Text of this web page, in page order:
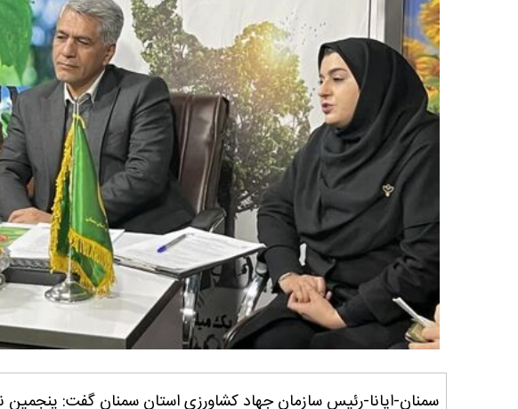
سمنان-ایانا-رئیس سازمان جهاد کشاورزی استان سمنان گفت: